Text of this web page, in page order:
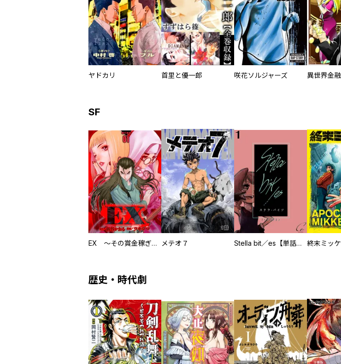
ヤドカリ 首里と優一郎 咲花ソルジャーズ
SF
EX ～その賞金稼ぎは、世界の出口を探す～【単行本版】 メテオ７ Stella bit／es【単話版】 終末ミッケ
歴史・時代劇